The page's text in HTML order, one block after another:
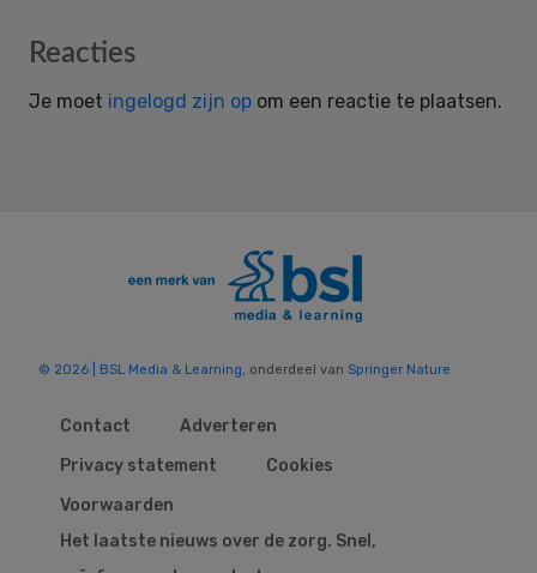
Reader
Reacties
Je moet ingelogd zijn op om een reactie te plaatsen.
© 2026 | BSL Media & Learning , onderdeel van Springer Nature
Contact
Adverteren
Privacy statement
Cookies
Voorwaarden
Het laatste nieuws over de zorg. Snel,